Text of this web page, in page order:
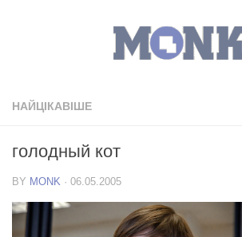
НАЙЦІКАВІШЕ
голодный кот
BY MONK · 06.05.2005